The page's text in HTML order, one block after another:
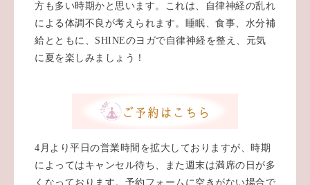
方も多い時期かと思います。これは、自律神経の乱れ
による体調不良が考えられます。睡眠、食事、水分補
給とともに、SHINEのヨガで自律神経を整え、元気
に夏を楽しみましょう！
4月より平日の営業時間を拡大しておりますが、時期
によってはキャンセル待ち、また週末は満席の日が多
くなっております。予約フォームに空きがない場合で